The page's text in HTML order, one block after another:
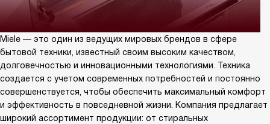
Miele — это один из ведущих мировых брендов в сфере
бытовой техники, известный своим высоким качеством,
долговечностью и инновационными технологиями. Техника
создается с учетом современных потребностей и постоянно
совершенствуется, чтобы обеспечить максимальный комфорт
и эффективность в повседневной жизни. Компания предлагает
широкий ассортимент продукции: от стиральных